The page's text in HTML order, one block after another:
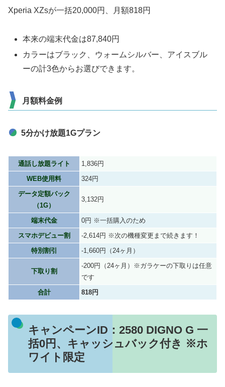
Xperia XZsが一括20,000円、月額818円
本来の端末代金は87,840円
カラーはブラック、ウォームシルバー、アイスブル
ーの計3色からお選びできます。
月額料金例
5分かけ放題1Gプラン
通話し放題ライト
1,836円
WEB使用料
324円
データ定額パック
（1G）
3,132円
端末代金
0円 ※一括購入のため
スマホデビュー割
-2,614円 ※次の機種変更まで続きます！
特別割引
-1,660円（24ヶ月）
下取り割
-200円（24ヶ月）※ガラケーの下取りは任意
です
合計
818円
キャンペーンID：2580 DIGNO G 一
括0円、キャッシュバック付き ※ホ
ワイト限定